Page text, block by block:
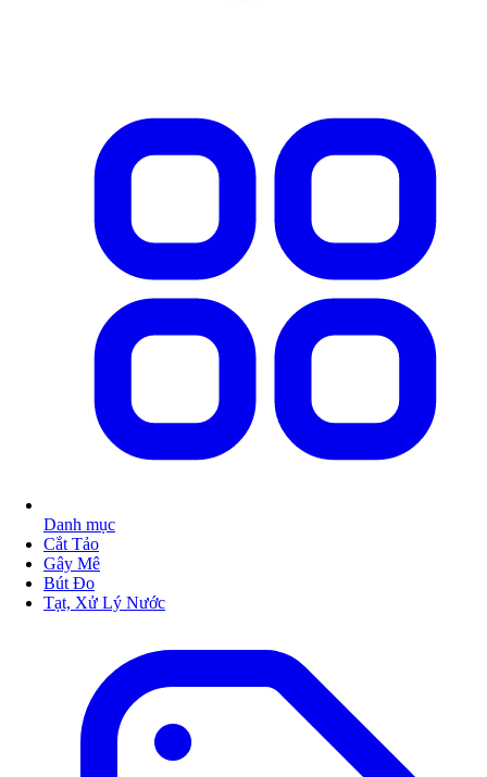
Danh mục
Cắt Tảo
Gây Mê
Bút Đo
Tạt, Xử Lý Nước